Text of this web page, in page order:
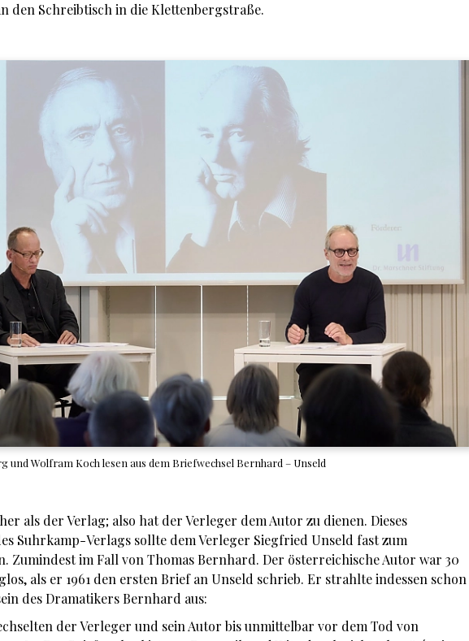
den Schreibtisch in die Klettenbergstraße.
und Wolfram Koch lesen aus dem Briefwechsel Bernhard – Unseld
als der Verlag; also hat der Verleger dem Autor zu dienen. Dieses
Suhrkamp-Verlags sollte dem Verleger Siegfried Unseld fast zum
Zumindest im Fall von Thomas Bernhard. Der österreichische Autor war 30
als er 1961 den ersten Brief an Unseld schrieb. Er strahlte indessen schon
des Dramatikers Bernhard aus:
der Verleger und sein Autor bis unmittelbar vor dem Tod von